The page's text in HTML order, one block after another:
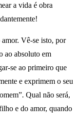
a vida é obra
Vê-se isto, por
ao absoluto em
se ao primeiro que
e exprimem o seu
Qual não será,
e do amor, quando